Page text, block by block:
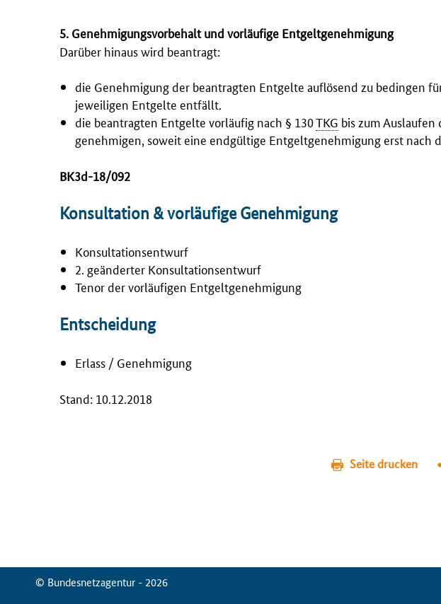
5. Genehmigungsvorbehalt und vorläufige Entgeltgenehmigung
Darüber hinaus wird beantragt:
die Genehmigung der beantragten Entgelte auflösend zu bedingen
jeweiligen Entgelte entfällt.
die beantragten Entgelte vorläufig nach § 130TKG bis zum
genehmigen, soweit eine endgültige Entgeltgenehmigung erst nach
BK3d-18/092
Konsultation & vorläufige Genehmigung
Konsultationsentwurf
2. geänderter Konsultationsentwurf
Tenor der vorläufigen Entgeltgenehmigung
Entscheidung
Erlass / Genehmigung
Stand: 10.12.2018
Seite drucken
© Bundesnetzagentur - 2026